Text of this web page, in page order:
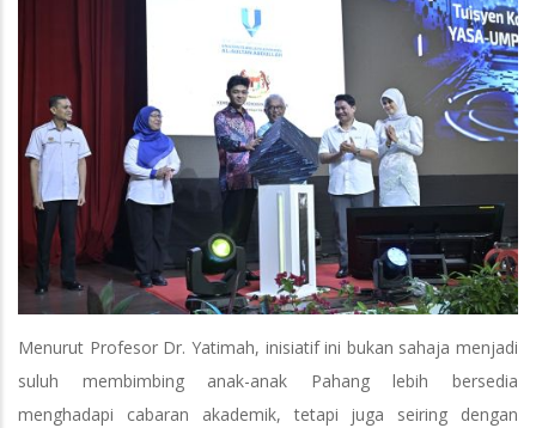
Menurut Profesor Dr. Yatimah, inisiatif ini bukan sahaja menjadi
suluh membimbing anak-anak Pahang lebih bersedia
menghadapi cabaran akademik, tetapi juga seiring dengan